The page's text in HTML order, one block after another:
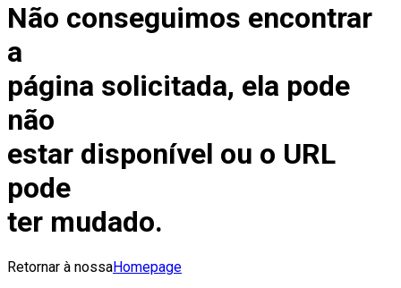
Não conseguimos encontrar
a
página solicitada, ela pode
não
estar disponível ou o URL
pode
ter mudado.
Retornar à nossaHomepage